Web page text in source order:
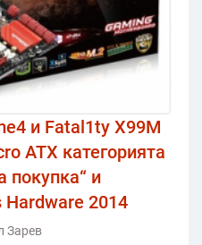
и Fatal1ty X99M
ATX категорията
покупка“ и
Hardware 2014
Зарев